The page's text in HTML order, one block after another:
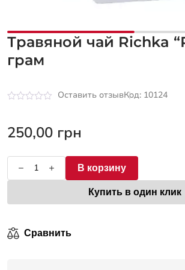
Травяной чай Richka
грам
5
Оставить отзывКод: 10124
250,00 грн
В корзину
Купить в один клик
Сравнить